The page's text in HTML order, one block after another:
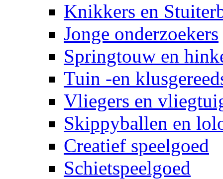
Knikkers en
Jonge onderzoekers
Springtouw en
Tuin -en
Vliegers en
Skippyballen en
Creatief speelgoed
Schietspeelgoed